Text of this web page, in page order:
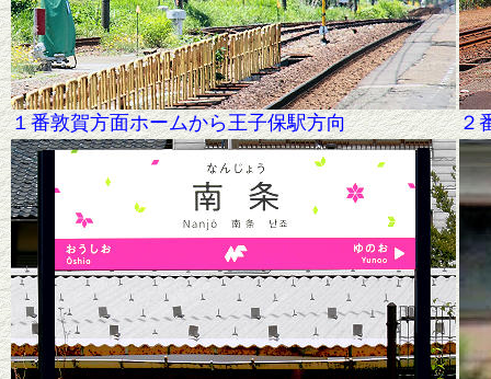
１番敦賀方面ホームから王子保駅方向 ２